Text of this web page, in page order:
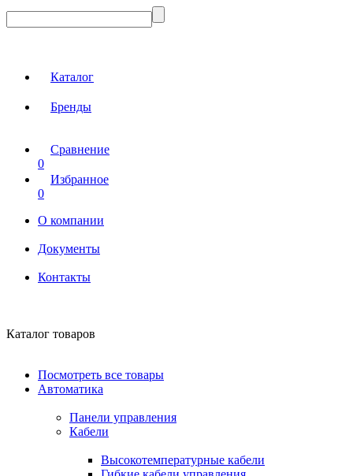
Каталог
Бренды
Сравнение
0
Избранное
0
О компании
Документы
Контакты
Каталог товаров
Посмотреть все товары
Автоматика
Панели управления
Кабели
Высокотемпературные кабели